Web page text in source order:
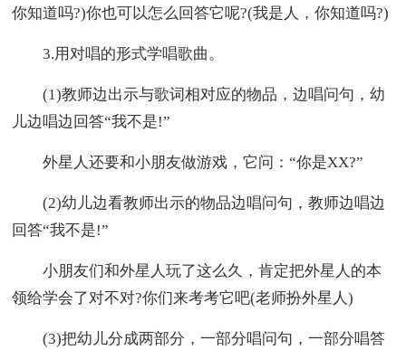
你知道吗?)你也可以怎么回答它呢?(我是人，你知道吗?)
3.用对唱的形式学唱歌曲。
(1)教师边出示与歌词相对应的物品，边唱问句，幼
儿边唱边回答“我不是!”
外星人还要和小朋友做游戏，它问：“你是XX?”
(2)幼儿边看教师出示的物品边唱问句，教师边唱边
回答“我不是!”
小朋友们和外星人玩了这么久，肯定把外星人的本
领给学会了对不对?你们来考考它吧(老师扮外星人)
(3)把幼儿分成两部分，一部分唱问句，一部分唱答